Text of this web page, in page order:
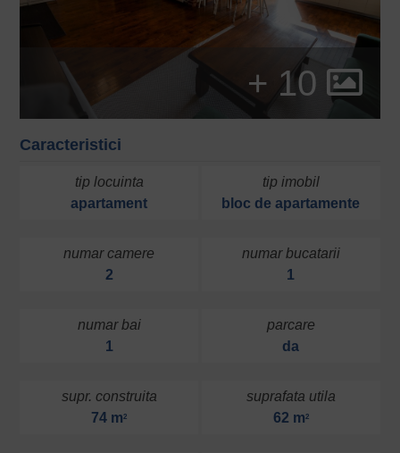
+ 10
Caracteristici
tip locuinta
apartament
tip imobil
bloc de apartamente
numar camere
2
numar bucatarii
1
numar bai
1
parcare
da
supr. construita
74 m2
suprafata utila
62 m2